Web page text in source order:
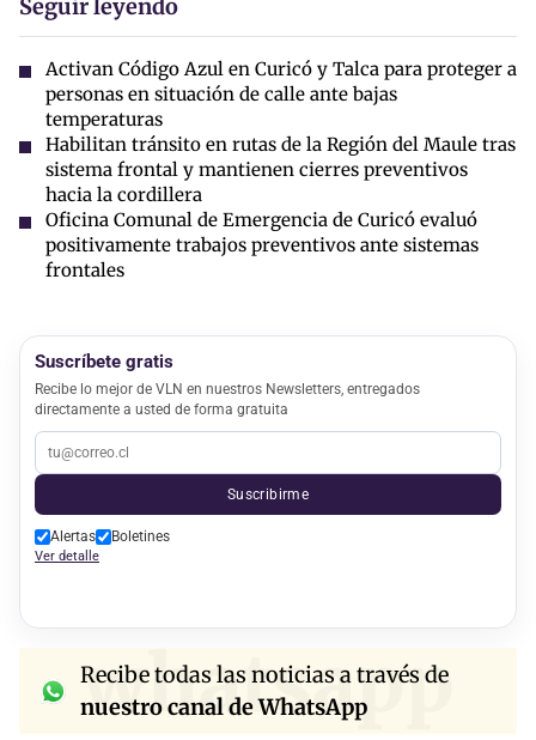
Seguir leyendo
Activan Código Azul en Curicó y Talca para proteger a
personas en situación de calle ante bajas
temperaturas
Habilitan tránsito en rutas de la Región del Maule tras
sistema frontal y mantienen cierres preventivos
hacia la cordillera
Oficina Comunal de Emergencia de Curicó evaluó
positivamente trabajos preventivos ante sistemas
frontales
Suscríbete gratis
Recibe lo mejor de VLN en nuestros Newsletters, entregados
directamente a usted de forma gratuita
Suscribirme
Alertas Boletines
Ver detalle
whatsapp
Recibe todas las noticias a través de
nuestro canal de WhatsApp